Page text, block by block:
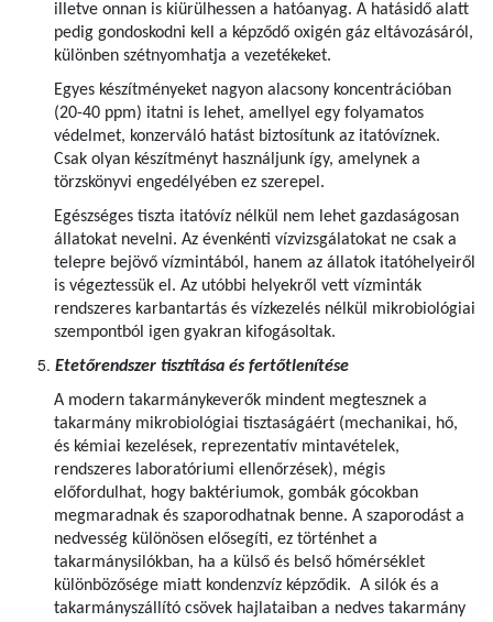
illetve onnan is kiürülhessen a hatóanyag. A hatásidő alatt
pedig gondoskodni kell a képződő oxigén gáz eltávozásáról,
különben szétnyomhatja a vezetékeket.
Egyes készítményeket nagyon alacsony koncentrációban
(20-40 ppm) itatni is lehet, amellyel egy folyamatos
védelmet, konzerváló hatást biztosítunk az itatóvíznek.
Csak olyan készítményt használjunk így, amelynek a
törzskönyvi engedélyében ez szerepel.
Egészséges tiszta itatóvíz nélkül nem lehet gazdaságosan
állatokat nevelni. Az évenkénti vízvizsgálatokat ne csak a
telepre bejövő vízmintából, hanem az állatok itatóhelyeiről
is végeztessük el. Az utóbbi helyekről vett vízminták
rendszeres karbantartás és vízkezelés nélkül mikrobiológiai
szempontból igen gyakran kifogásoltak.
Etetőrendszer tisztítása és fertőtlenítése
A modern takarmánykeverők mindent megtesznek a
takarmány mikrobiológiai tisztaságáért (mechanikai, hő,
és kémiai kezelések, reprezentatív mintavételek,
rendszeres laboratóriumi ellenőrzések), mégis
előfordulhat, hogy baktériumok, gombák gócokban
megmaradnak és szaporodhatnak benne. A szaporodást a
nedvesség különösen elősegíti, ez történhet a
takarmánysilókban, ha a külső és belső hőmérséklet
különbözősége miatt kondenzvíz képződik. A silók és a
takarmányszállító csövek hajlataiban a nedves takarmány